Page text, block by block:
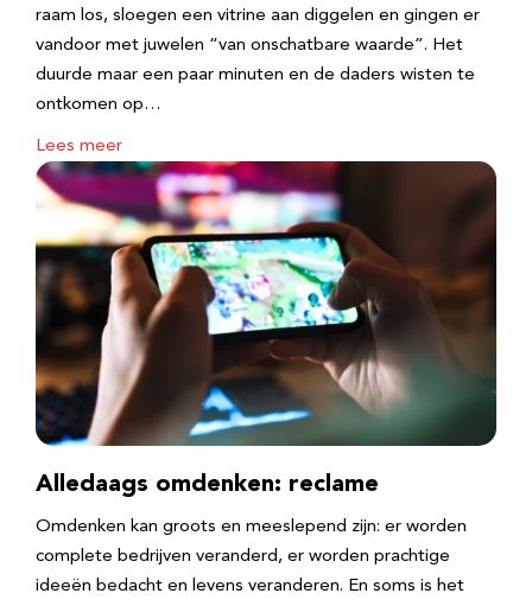
raam los, sloegen een vitrine aan diggelen en gingen er
vandoor met juwelen “van onschatbare waarde”. Het
duurde maar een paar minuten en de daders wisten te
ontkomen op…
Lees meer
Alledaags omdenken: reclame
Omdenken kan groots en meeslepend zijn: er worden
complete bedrijven veranderd, er worden prachtige
ideeën bedacht en levens veranderen. En soms is het